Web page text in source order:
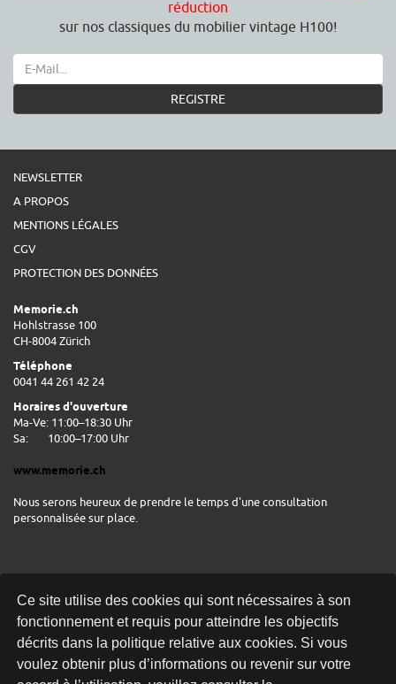
Ce site utilise des cookies qui sont nécessaires à son
fonctionnement et requis pour atteindre les objectifs
décrits dans la politique relative aux cookies. Si vous
voulez obtenir plus d’informations ou revenir sur votre
réduction
sur nos classiques du mobilier vintage H100!
REGISTRE
NEWSLETTER
A PROPOS
MENTIONS LÉGALES
CGV
PROTECTION DES DONNÉES
Memorie.ch
Hohlstrasse 100
CH-8004 Zürich
Téléphone
0041 44 261 42 24
Horaires d'ouverture
Ma-Ve: 11:00–18:30 Uhr
Sa:
10:00–17:00 Uhr
www.memorie.ch
Nous serons heureux de prendre le temps d'une consultation
personnalisée sur place.
LIVRAISON GRATUITE